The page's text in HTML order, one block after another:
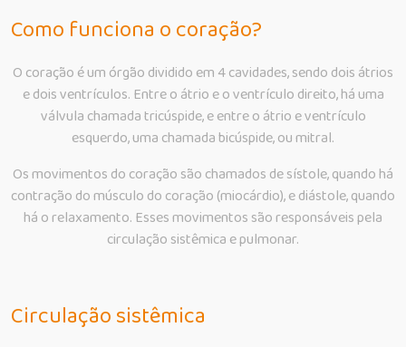
Como funciona o coração?
O coração é um órgão dividido em 4 cavidades, sendo dois átrios
e dois ventrículos. Entre o átrio e o ventrículo direito, há uma
válvula chamada tricúspide, e entre o átrio e ventrículo
esquerdo, uma chamada bicúspide, ou mitral.
Os movimentos do coração são chamados de sístole, quando há
contração do músculo do coração (miocárdio), e diástole, quando
há o relaxamento. Esses movimentos são responsáveis pela
circulação sistêmica e pulmonar.
Circulação sistêmica